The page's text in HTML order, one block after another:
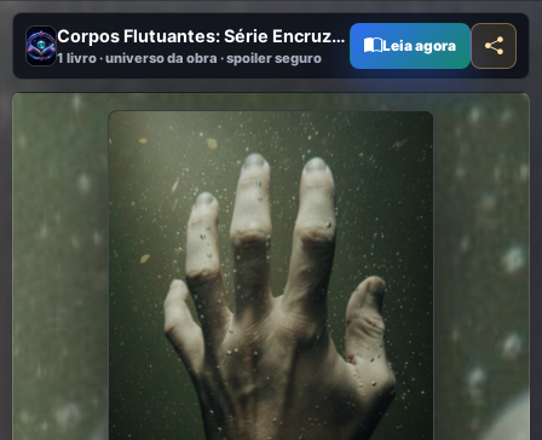
Corpos Flutuantes: Série Encruzilhada Livro 1
1 livro · universo da obra · spoiler seguro
Leia agora